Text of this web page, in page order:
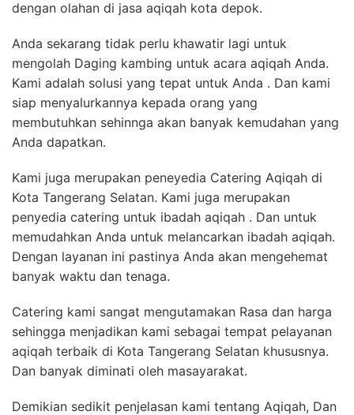
dengan olahan di jasa aqiqah kota depok.
Anda sekarang tidak perlu khawatir lagi untuk
mengolah Daging kambing untuk acara aqiqah Anda.
Kami adalah solusi yang tepat untuk Anda . Dan kami
siap menyalurkannya kepada orang yang
membutuhkan sehinnga akan banyak kemudahan yang
Anda dapatkan.
Kami juga merupakan peneyedia Catering Aqiqah di
Kota Tangerang Selatan. Kami juga merupakan
penyedia catering untuk ibadah aqiqah . Dan untuk
memudahkan Anda untuk melancarkan ibadah aqiqah.
Dengan layanan ini pastinya Anda akan mengehemat
banyak waktu dan tenaga.
Catering kami sangat mengutamakan Rasa dan harga
sehingga menjadikan kami sebagai tempat pelayanan
aqiqah terbaik di Kota Tangerang Selatan khususnya.
Dan banyak diminati oleh masayarakat.
Demikian sedikit penjelasan kami tentang Aqiqah, Dan